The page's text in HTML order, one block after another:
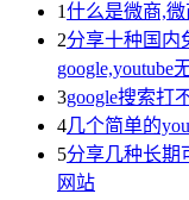
1什么是微商,
2分享十种国内
google,youtube
3google搜索打
4几个简单的
5分享几种长期
网站